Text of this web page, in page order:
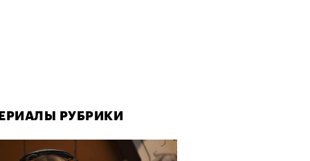
РУБРИКИ
РУБРИКИ